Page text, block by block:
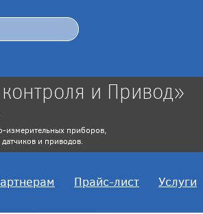
и Привод»
измерительных приборов,
и приводов.
Прайс-лист Услуги